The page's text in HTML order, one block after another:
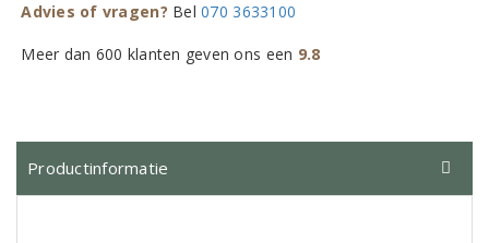
Advies of vragen? Bel070 3633100
Meer dan 600 klanten geven ons een 9.8
Productinformatie